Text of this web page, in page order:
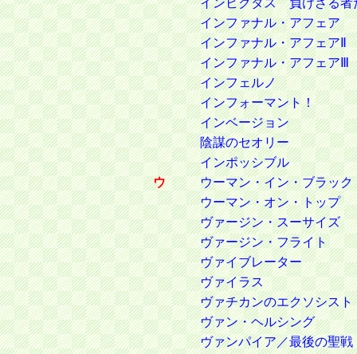
インビクタス 負けざる者
インファナル・アフェア
インファナル・アフェアⅡ
インファナル・アフェア
インフェルノ
インフォーマント！
インベージョン
陰謀のセオリー
インポッシブル
ウ
ウーマン・イン・ブラッ
ウーマン・オン・トップ
ヴァージン・スーサイズ
ヴァージン・フライト
ヴァイブレーター
ヴァイラス
ヴァチカンのエクソシスト
ヴァン・ヘルシング
ヴァンパイア／最後の聖戦